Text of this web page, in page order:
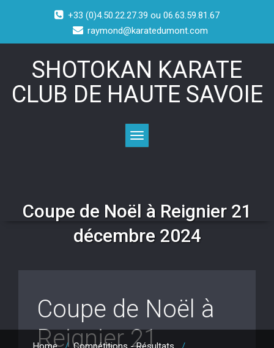
+33 (0)4.50.22.27.39 ou 06.63.59.81.67
raymond@karatedumont.com
SHOTOKAN KARATE
CLUB DE HAUTE SAVOIE
Toggle navigation
Coupe de Noël à Reignier 21
décembre 2024
Coupe de Noël à
Reignier 21